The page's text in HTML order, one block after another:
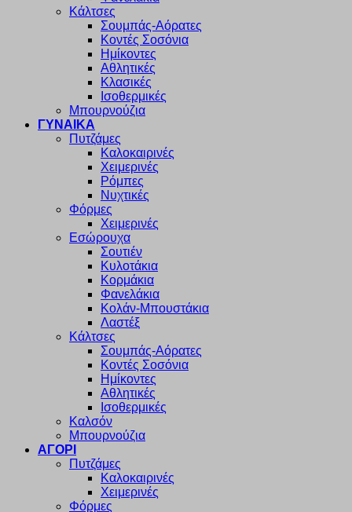
Κάλτσες
Σουμπάς-Αόρατες
Κοντές Σοσόνια
Ημίκοντες
Αθλητικές
Κλασικές
Ισοθερμικές
Μπουρνούζια
ΓΥΝΑΙΚΑ
Πυτζάμες
Καλοκαιρινές
Χειμερινές
Ρόμπες
Νυχτικές
Φόρμες
Χειμερινές
Εσώρουχα
Σουτιέν
Κυλοτάκια
Κορμάκια
Φανελάκια
Κολάν-Μπουστάκια
Λαστέξ
Κάλτσες
Σουμπάς-Αόρατες
Κοντές Σοσόνια
Ημίκοντες
Αθλητικές
Ισοθερμικές
Καλσόν
Μπουρνούζια
ΑΓΟΡΙ
Πυτζάμες
Καλοκαιρινές
Χειμερινές
Φόρμες